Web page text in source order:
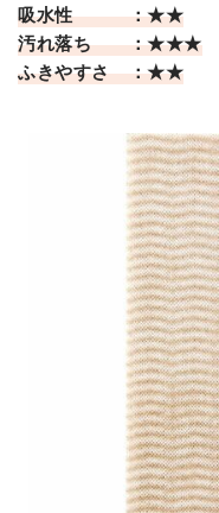
吸水性 ：★★
汚れ落ち ：★★★
ふきやすさ ：★★